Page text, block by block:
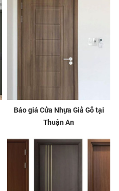
Báo giá Cửa Nhựa Giả Gỗ tại
Thuận An